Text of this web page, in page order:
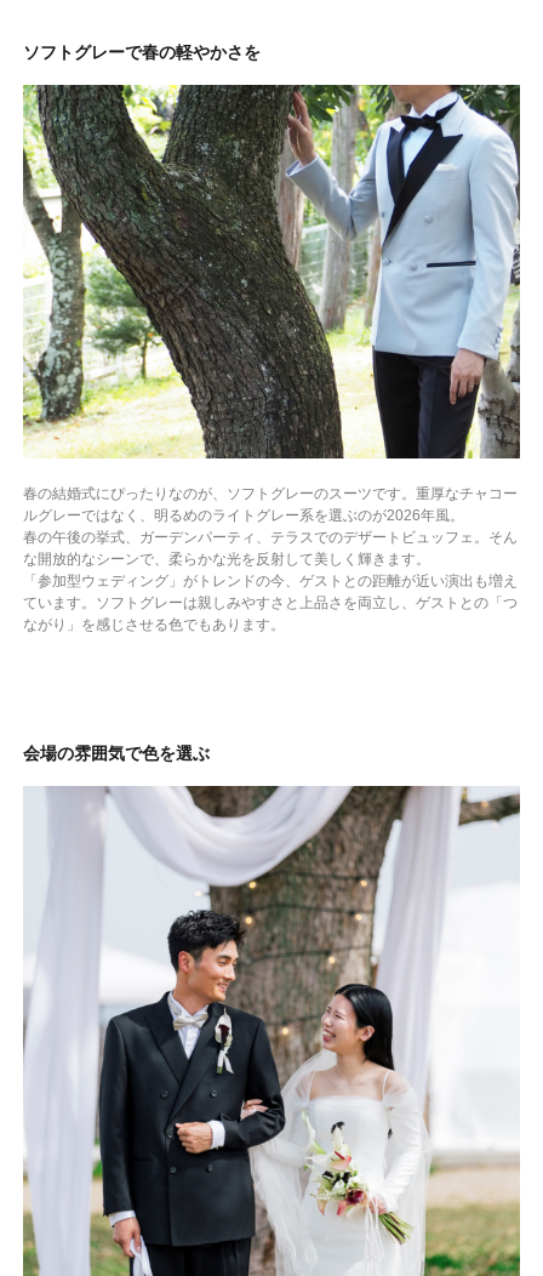
ソフトグレーで春の軽やかさを
春の結婚式にぴったりなのが、ソフトグレーのスーツです。重厚なチャコー
ルグレーではなく、明るめのライトグレー系を選ぶのが2026年風。
春の午後の挙式、ガーデンパーティ、テラスでのデザートビュッフェ。そん
な開放的なシーンで、柔らかな光を反射して美しく輝きます。
「参加型ウェディング」がトレンドの今、ゲストとの距離が近い演出も増え
ています。ソフトグレーは親しみやすさと上品さを両立し、ゲストとの「つ
ながり」を感じさせる色でもあります。
会場の雰囲気で色を選ぶ